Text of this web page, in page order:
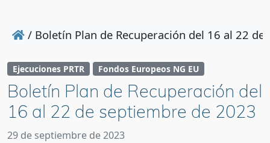
/ Boletín Plan de Recuperación del 16 al 22
Ejecuciones PRTR Fondos Europeos NG EU
Boletín Plan de Recuperación del
16 al 22 de septiembre de 2023
29 de septiembre de 2023